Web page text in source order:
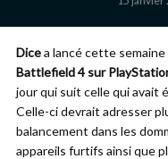
Dicea lancé cette
Battlefield 4 sur
jour qui suit celle qui avait
Celle-ci devrait adresser
balancement dans les
appareils furtifs ainsi que